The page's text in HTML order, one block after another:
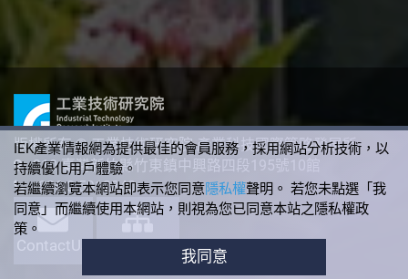
版權所有 © 工業技術研究院 產業科技國際策略發展所
310 臺灣新竹縣竹東鎮中興路四段195號10館
+886-3-5912340
ContactUs
IEK產業情報網為提供最佳的會員服務，採用網站分析技術，以
持續優化用戶體驗。
若繼續瀏覽本網站即表示您同意隱私權聲明。 若您未點選「我
同意」而繼續使用本網站，則視為您已同意本站之隱私權政
策。
我同意